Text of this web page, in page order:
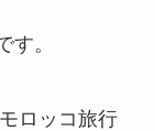
す。
ロッコ旅行